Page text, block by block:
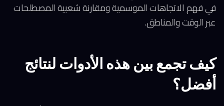
في فهم الاتجاهات الموسمية ومقارنة شعبية المصطلحات
عبر الوقت والمناطق.
كيف تجمع بين هذه الأدوات لنتائج
أفضل؟